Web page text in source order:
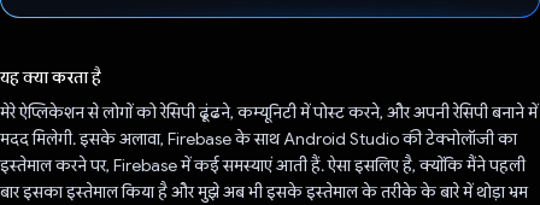
यह क्या करता है
मेरे ऐप्लिकेशन से लोगों को रेसिपी ढूंढने, कम्यूनिटी में पोस्ट करने, और अपनी रेसिपी बनाने में
मदद मिलेगी. इसके अलावा, Firebase के साथ Android Studio की टेक्नोलॉजी का
इस्तेमाल करने पर, Firebase में कई समस्याएं आती हैं. ऐसा इसलिए है, क्योंकि मैंने पहली
बार इसका इस्तेमाल किया है और मुझे अब भी इसके इस्तेमाल के तरीके के बारे में थोड़ा भ्रम